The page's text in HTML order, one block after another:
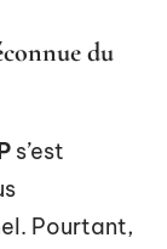
du
s’est
Pourtant,